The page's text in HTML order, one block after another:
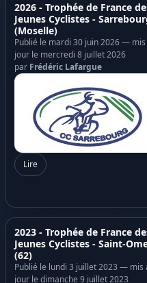
2026 - Trophée de France
Jeunes Cyclistes -
(Moselle)
Publié le mardi 30 juin 2026 — mis
jour le mercredi 8 juillet 2026
par Frédéric Lafargue
Lire
2023 - Trophée de France
Jeunes Cyclistes - Saint-
(62)
Publié le lundi 3 juillet 2023 — mis
jour le dimanche 9 juillet 2023